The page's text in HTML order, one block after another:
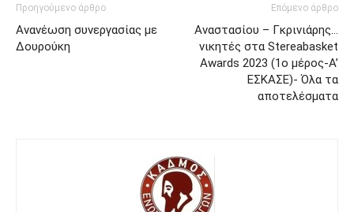
Προηγούμενο άρθρο
Ανανέωση συνεργασίας με
Δουρούκη
Επόμενο άρθρο
Αναστασίου – Γκρινιάρης…
νικητές στα Stereabasket
Awards 2023 (1o μέρος-Α’
ΕΣΚΑΣΕ)- Όλα τα
αποτελέσματα